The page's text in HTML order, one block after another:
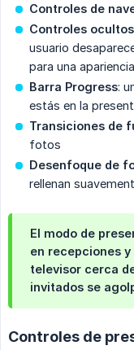
Controles de
Controles
usuario
para una
Barra Progress:
estás en la
Transiciones de
fotos
Desenfoque de
rellenan
El modo de
en recepciones
televisor cerca
invitados se
Controles de